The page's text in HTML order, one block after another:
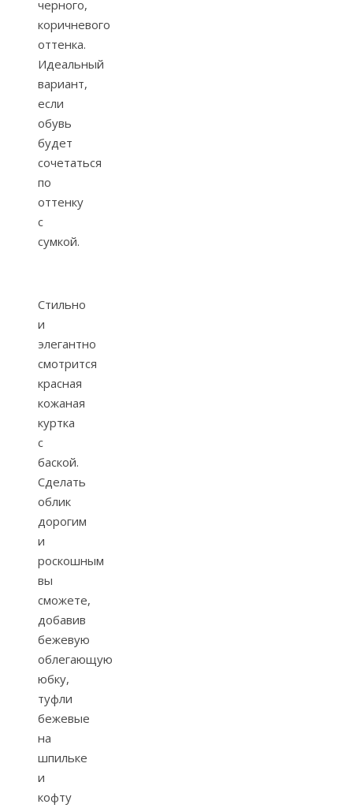
черного,
коричневого
оттенка.
Идеальный
вариант,
если
обувь
будет
сочетаться
по
оттенку
с
сумкой.
Стильно
и
элегантно
смотрится
красная
кожаная
куртка
с
баской.
Сделать
облик
дорогим
и
роскошным
вы
сможете,
добавив
бежевую
облегающую
юбку,
туфли
бежевые
на
шпильке
и
кофту